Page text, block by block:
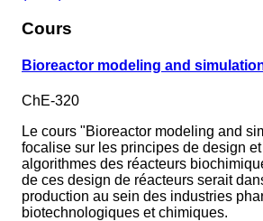
Cours
Bioreactor modeling and
ChE-320
Le cours "Bioreactor modeling and
focalise sur les principes de design
algorithmes des réacteurs
de ces design de réacteurs serait
production au sein des industries
biotechnologiques et chimiques.